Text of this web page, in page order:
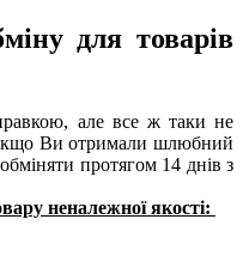
для товарів
але все ж таки не
Ви отримали шлюбний
протягом 14 днів з
неналежної якості: